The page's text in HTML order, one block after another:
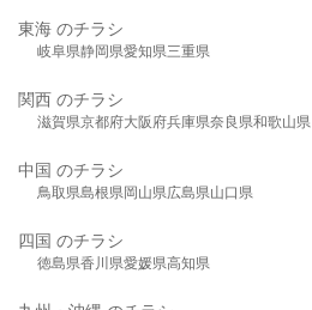
東海 のチラシ
岐阜県静岡県愛知県三重県
関西 のチラシ
滋賀県京都府大阪府兵庫県奈良県和歌山県
中国 のチラシ
鳥取県島根県岡山県広島県山口県
四国 のチラシ
徳島県香川県愛媛県高知県